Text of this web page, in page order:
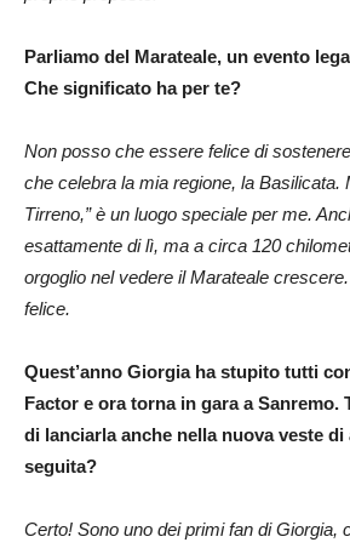
Parliamo del Marateale, un evento
Che significato ha per te?
Non posso che essere felice di
che celebra la mia regione, la Basilicata.
Tirreno,” è un luogo speciale per me.
esattamente di lì, ma a circa 120
orgoglio nel vedere il Marateale
felice.
Quest’anno Giorgia ha stupito tutti
Factor e ora torna in gara a Sanremo.
di lanciarla anche nella nuova veste di
seguita?
Certo! Sono uno dei primi fan di Giorgia,